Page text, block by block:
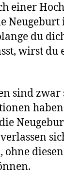
einer
Neugeburt
du
wirst du
sind zwar